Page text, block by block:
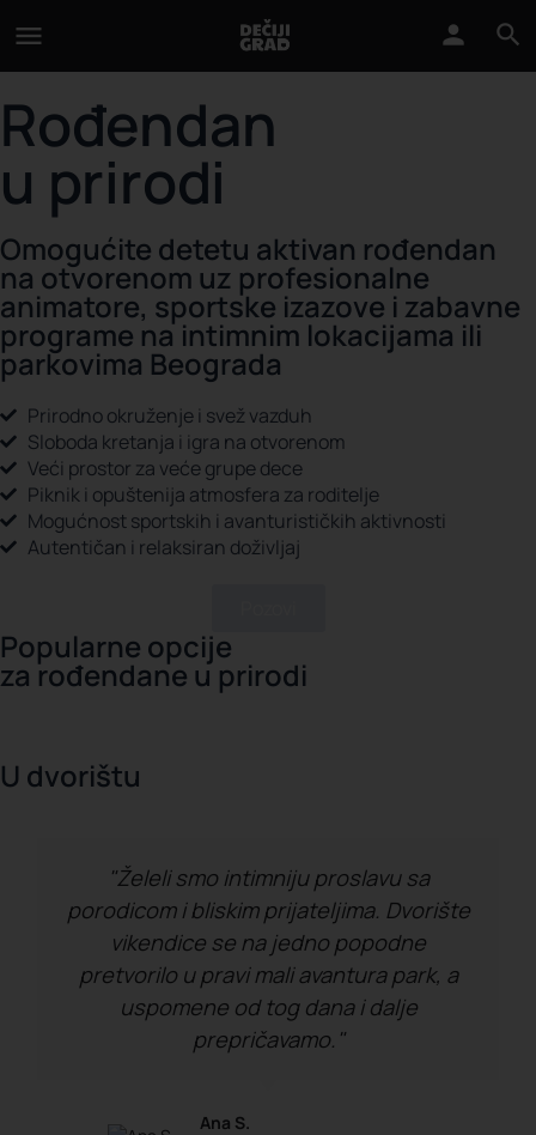
Rođendan
u prirodi
Omogućite detetu aktivan rođendan
na otvorenom uz profesionalne
animatore, sportske izazove i zabavne
programe na intimnim lokacijama ili
parkovima Beograda
Prirodno okruženje i svež vazduh
Sloboda kretanja i igra na otvorenom
Veći prostor za veće grupe dece
Piknik i opuštenija atmosfera za roditelje
Mogućnost sportskih i avanturističkih aktivnosti
Autentičan i relaksiran doživljaj
Popularne opcije
za rođendane u prirodi
U dvorištu
"Želeli smo intimniju proslavu sa
porodicom i bliskim prijateljima. Dvorište
vikendice se na jedno popodne
pretvorilo u pravi mali avantura park, a
uspomene od tog dana i dalje
prepričavamo."
Ana S.